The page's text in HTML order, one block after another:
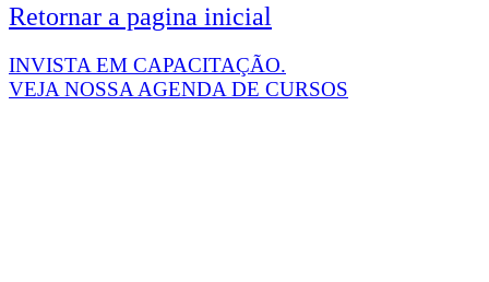
Retornar a pagina inicial
INVISTA EM CAPACITAÇÃO.
VEJA NOSSA AGENDA DE CURSOS